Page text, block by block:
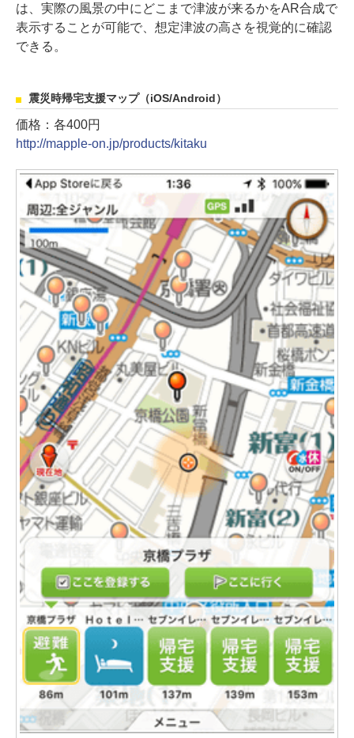
は、実際の風景の中にどこまで津波が来るかをAR合成で
表示することが可能で、想定津波の高さを視覚的に確認
できる。
震災時帰宅支援マップ（iOS/Android）
価格：各400円
http://mapple-on.jp/products/kitaku